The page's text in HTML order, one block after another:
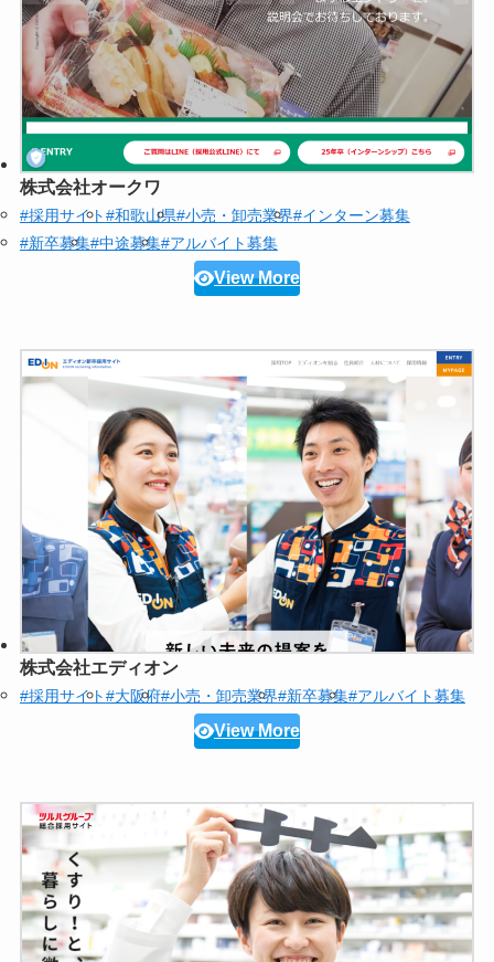
株式会社オークワ
#採用サイト#和歌山県#小売・卸売業界#インターン募集
#新卒募集#中途募集#アルバイト募集
View More
株式会社エディオン
#採用サイト#大阪府#小売・卸売業界#新卒募集#アルバイト募集
View More